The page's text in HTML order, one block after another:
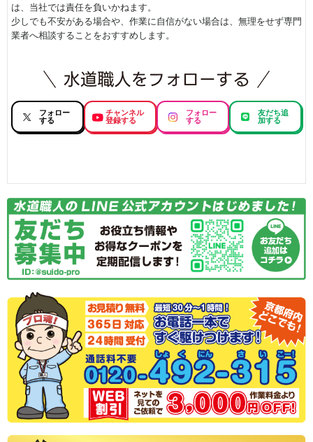
は、当社では責任を負いかねます。
少しでも不安がある場合や、作業に自信がない場合は、無理をせず専門
業者へ相談することをおすすめします。
フォロー
する
チャンネル
登録する
フォロー
する
友だち追
加する